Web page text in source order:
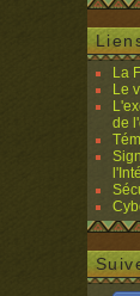
La
Le
de